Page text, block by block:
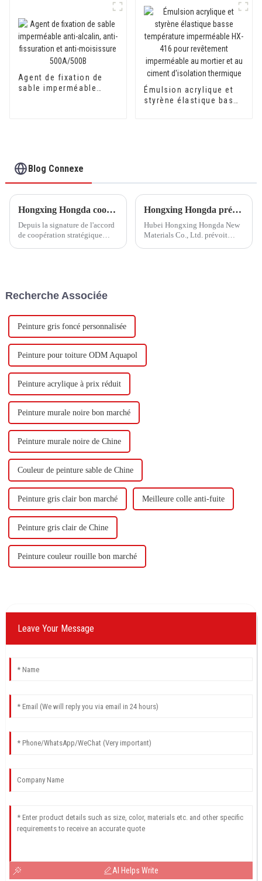
Agent de fixation de
sable imperméable
Émulsion acrylique et
styrène élastique basse
Blog Connexe
Hongxing Hongda coopère avec Keshun Waterproof Technology Co., Ltd pour apporter un nouvel avenir à l'industrie
Depuis la signature de l'accord
de coopération stratégique
Hongxing Hongda prévoit d'investir 1,6 milliard de yuans pour construire une nouvelle usine de production d'émulsion d'une capacité de production de 510 000 tonnes par an.
Hubei Hongxing Hongda New
Materials Co., Ltd. prévoit
Recherche Associée
Peinture gris foncé personnalisée
Peinture pour toiture ODM Aquapol
Peinture acrylique à prix réduit
Peinture murale noire bon marché
Peinture murale noire de Chine
Couleur de peinture sable de Chine
Peinture gris clair bon marché Meilleure colle anti-fuite
Peinture gris clair de Chine
Peinture couleur rouille bon marché
Leave Your Message
AI Helps Write